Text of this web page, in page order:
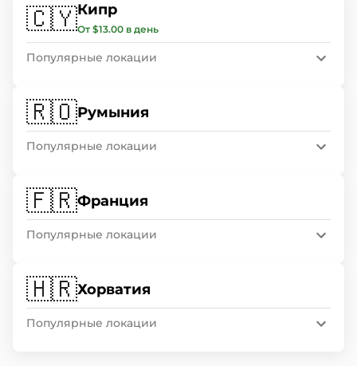
🇨🇾Кипр
От $13.00 в день
Популярные локации
🇷🇴Румыния
Популярные локации
🇫🇷Франция
Популярные локации
🇭🇷Хорватия
Популярные локации